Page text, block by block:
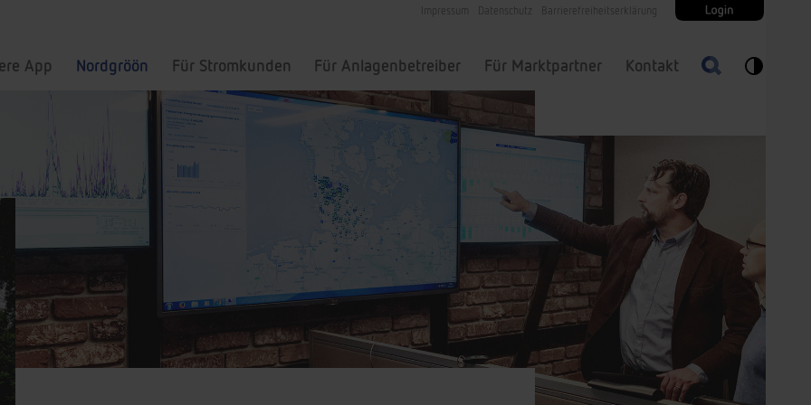
Impressum Datenschutz Barrierefreiheitserklärung
App Nordgröön Für Stromkunden Für Anlagenbetreiber Für Marktpartner Kontakt